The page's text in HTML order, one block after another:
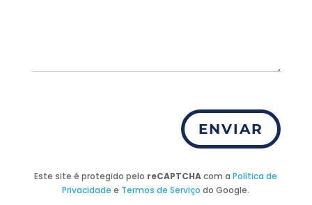
ENVIAR
Este site é protegido pelo reCAPTCHAcom aPolítica de
Privacidade e Termos de Serviço do Google.